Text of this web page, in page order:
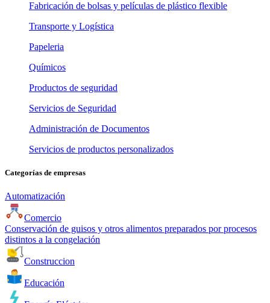
Fabricación de bolsas y películas de plástico flexible
Transporte y Logística
Papeleria
Químicos
Productos de seguridad
Servicios de Seguridad
Administración de Documentos
Servicios de productos personalizados
Categorías de empresas
Automatización
Comercio
Conservación de guisos y otros alimentos preparados por procesos
distintos a la congelación
Construccion
Educación